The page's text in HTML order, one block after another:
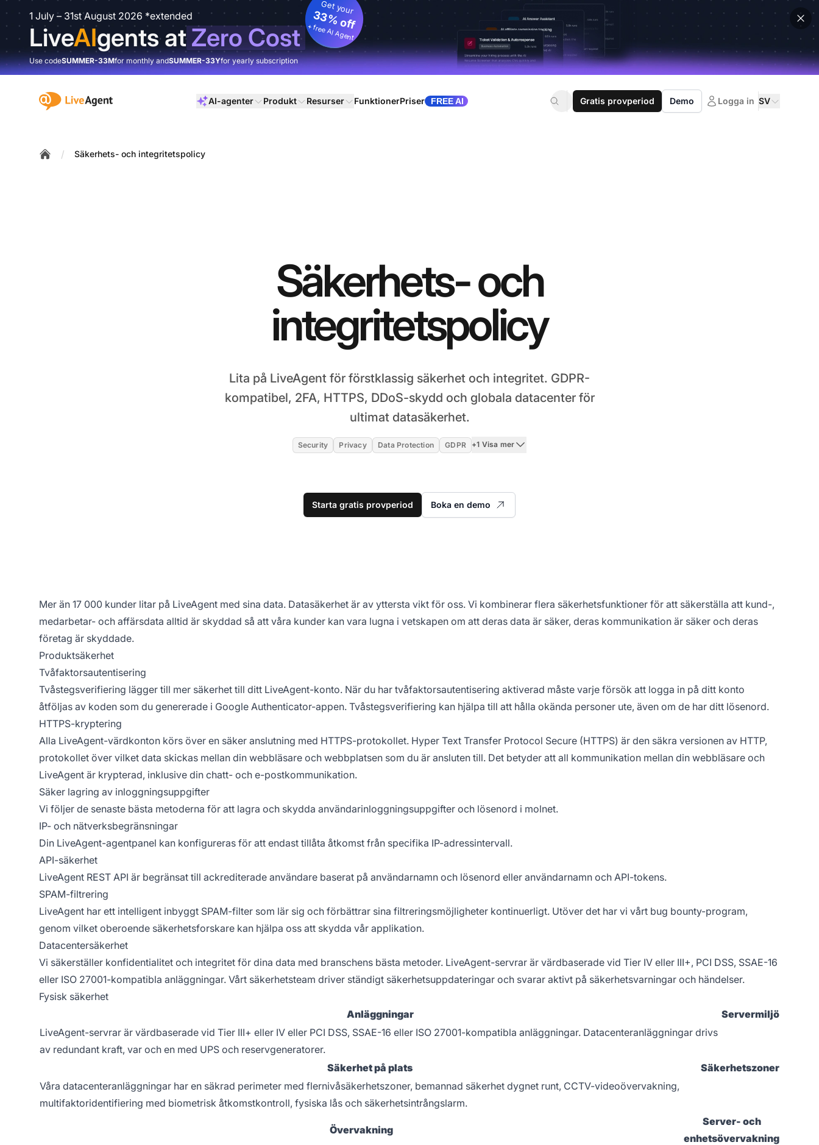
1 July – 31st August 2026 *extended
LiveAIgents atZero Cost
Get your
33% off
+ free AI Agent
Use codeSUMMER-33Mfor monthly andSUMMER-33Yfor yearly subscription
:site.title AI-agenter Produkt Resurser FunktionerPriser FREE AI Gratis provperiod Demo Logga in SV
/ Säkerhets- och integritetspolicy
Säkerhets- och
integritetspolicy
Lita på LiveAgent för förstklassig säkerhet och integritet. GDPR-
kompatibel, 2FA, HTTPS, DDoS-skydd och globala datacenter för
ultimat datasäkerhet.
Security Privacy Data Protection GDPR +1 Visa mer
Starta gratis provperiod Boka en demo
Mer än 17 000 kunder litar på LiveAgent med sina data. Datasäkerhet är av yttersta vikt för oss. Vi kombinerar flera säkerhetsfunktioner för att säkerställa att kund-,
medarbetar- och affärsdata alltid är skyddad så att våra kunder kan vara lugna i vetskapen om att deras data är säker, deras kommunikation är säker och deras
företag är skyddade.
Produktsäkerhet
Tvåfaktorsautentisering
Tvåstegsverifiering lägger till mer säkerhet till ditt LiveAgent-konto. När du har tvåfaktorsautentisering aktiverad måste varje försök att logga in på ditt konto
åtföljas av koden som du genererade i Google Authenticator-appen. Tvåstegsverifiering kan hjälpa till att hålla okända personer ute, även om de har ditt lösenord.
HTTPS-kryptering
Alla LiveAgent-värdkonton körs över en säker anslutning med HTTPS-protokollet. Hyper Text Transfer Protocol Secure (HTTPS) är den säkra versionen av HTTP,
protokollet över vilket data skickas mellan din webbläsare och webbplatsen som du är ansluten till. Det betyder att all kommunikation mellan din webbläsare och
LiveAgent är krypterad, inklusive din chatt- och e-postkommunikation.
Säker lagring av inloggningsuppgifter
Vi följer de senaste bästa metoderna för att lagra och skydda användarinloggningsuppgifter och lösenord i molnet.
IP- och nätverksbegränsningar
Din LiveAgent-agentpanel kan konfigureras för att endast tillåta åtkomst från specifika IP-adressintervall.
API-säkerhet
LiveAgent REST API är begränsat till ackrediterade användare baserat på användarnamn och lösenord eller användarnamn och API-tokens.
SPAM-filtrering
LiveAgent har ett intelligent inbyggt SPAM-filter som lär sig och förbättrar sina filtreringsmöjligheter kontinuerligt. Utöver det har vi vårt bug bounty-program,
genom vilket oberoende säkerhetsforskare kan hjälpa oss att skydda vår applikation.
Datacentersäkerhet
Vi säkerställer konfidentialitet och integritet för dina data med branschens bästa metoder. LiveAgent-servrar är värdbaserade vid Tier IV eller III+, PCI DSS, SSAE-16
eller ISO 27001-kompatibla anläggningar. Vårt säkerhetsteam driver ständigt säkerhetsuppdateringar och svarar aktivt på säkerhetsvarningar och händelser.
Fysisk säkerhet
Anläggningar
Servermiljö
LiveAgent-servrar är värdbaserade vid Tier III+ eller IV eller PCI DSS, SSAE-16 eller ISO 27001-kompatibla anläggningar. Datacenteranläggningar drivs
av redundant kraft, var och en med UPS och reservgeneratorer.
Säkerhet på plats
Säkerhetszoner
Våra datacenteranläggningar har en säkrad perimeter med flernivåsäkerhetszoner, bemannad säkerhet dygnet runt, CCTV-videoövervakning,
multifaktoridentifiering med biometrisk åtkomstkontroll, fysiska lås och säkerhetsintrångslarm.
Övervakning
Server- och
enhetsövervakning